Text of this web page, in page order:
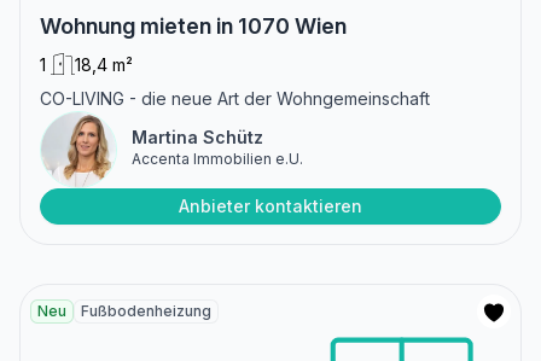
Wohnung mieten in 1070 Wien
1
18,4 m²
CO-LIVING - die neue Art der Wohngemeinschaft
Martina Schütz
Accenta Immobilien e.U.
Anbieter kontaktieren
Neu Fußbodenheizung